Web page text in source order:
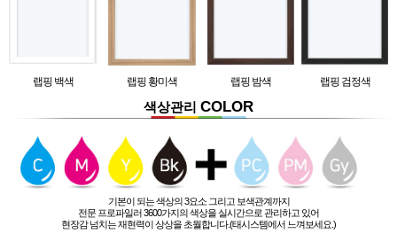
랩핑 백색 랩핑 황미색 랩핑 밤색 랩핑 검정색
색상관리 COLOR
기본이 되는 색상의 3요소 그리고 보색관계까지
전문 프로파일러 3600가지의 색상을 실시간으로 관리하고 있어
현장감 넘치는 재현력이 상상을 초월합니다.(태시스템에서 느껴보세요.)